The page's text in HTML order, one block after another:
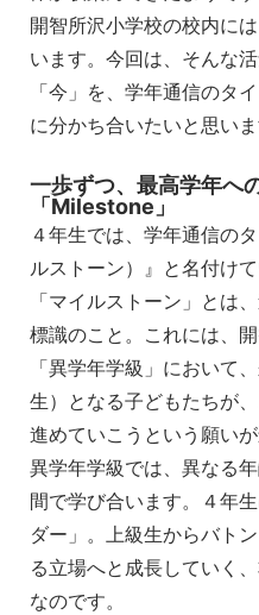
開智所沢小学校の校内に
います。今回は、そんな
「今」を、学年通信のタ
に分かち合いたいと思いま
一歩ずつ、最高学年へ
「Milestone」
４年生では、学年通信の
ルストーン）』と名付けて
「マイルストーン」とは
標識のこと。これには、
「異学年学級」において
生）となる子どもたちが
進めていこうという願いが
異学年学級では、異なる
間で学び合います。４年
ダー」。上級生からバト
る立場へと成長していく
なのです。